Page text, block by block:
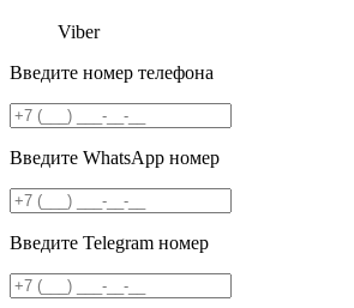
Viber
Введите номер телефона
Введите WhatsApp номер
Введите Telegram номер